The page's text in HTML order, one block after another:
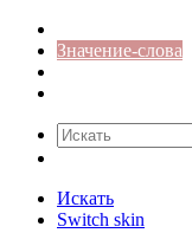
Значение-слова
Искать
Switch skin